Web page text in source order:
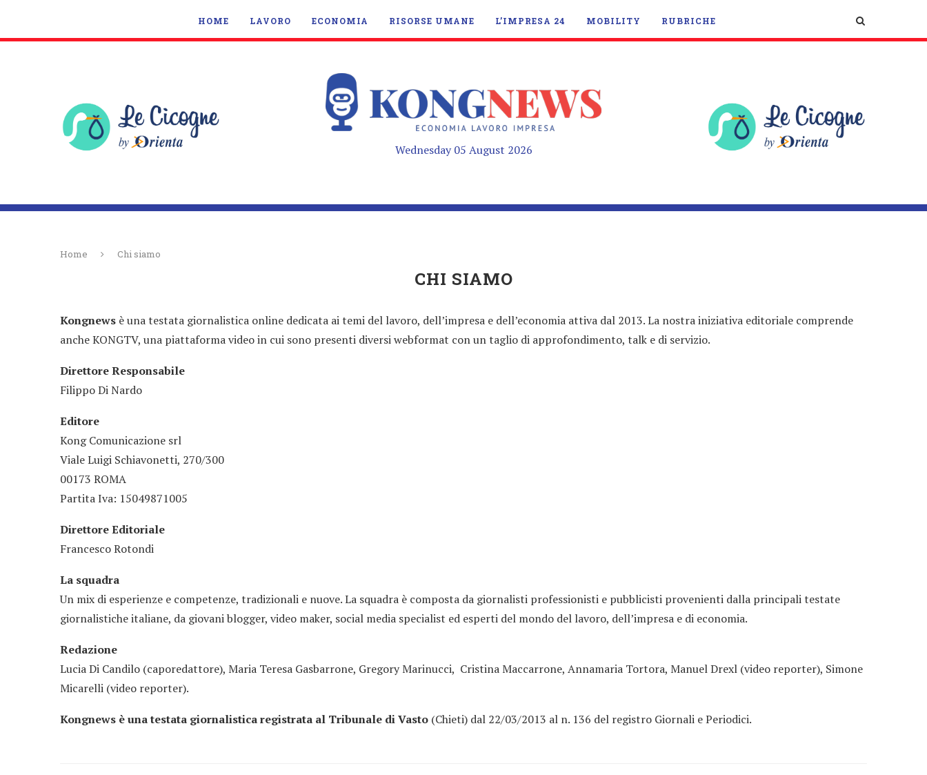
HOME LAVORO ECONOMIA RISORSE UMANE L’IMPRESA 24 MOBILITY RUBRICHE
Wednesday 05 August 2026
Home Chi siamo
CHI SIAMO
Kongnews è una testata giornalistica online dedicata ai temi del lavoro, dell’impresa e dell’economia attiva dal 2013. La nostra iniziativa editoriale comprende
anche KONGTV, una piattaforma video in cui sono presenti diversi webformat con un taglio di approfondimento, talk e di servizio.
Direttore Responsabile
Filippo Di Nardo
Editore
Kong Comunicazione srl
Viale Luigi Schiavonetti, 270/300
00173 ROMA
Partita Iva: 15049871005
Direttore Editoriale
Francesco Rotondi
La squadra
Un mix di esperienze e competenze, tradizionali e nuove. La squadra è composta da giornalisti professionisti e pubblicisti provenienti dalla principali testate
giornalistiche italiane, da giovani blogger, video maker, social media specialist ed esperti del mondo del lavoro, dell’impresa e di economia.
Redazione
Lucia Di Candilo (caporedattore), Maria Teresa Gasbarrone, Gregory Marinucci, Cristina Maccarrone, Annamaria Tortora, Manuel Drexl (video reporter), Simone
Micarelli (video reporter).
Kongnews è una testata giornalistica registrata al Tribunale di Vasto (Chieti) dal 22/03/2013 al n. 136 del registro Giornali e Periodici.